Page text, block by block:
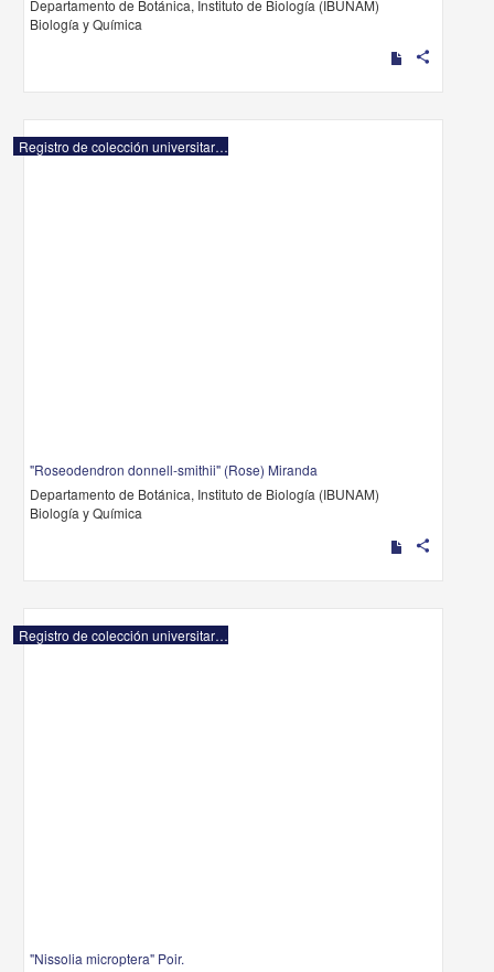
Departamento de Botánica, Instituto de Biología (IBUNAM)
Biología y Química
share
Registro de colección universitaria
"Roseodendron donnell-smithii" (Rose) Miranda
Departamento de Botánica, Instituto de Biología (IBUNAM)
Biología y Química
share
Registro de colección universitaria
"Nissolia microptera" Poir.